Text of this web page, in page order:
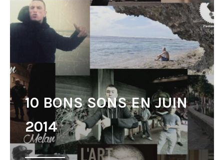
10 BONS SONS EN JUIN
2014